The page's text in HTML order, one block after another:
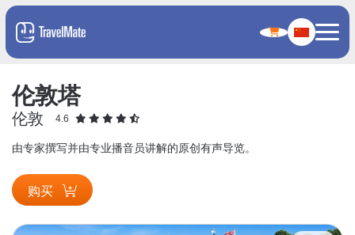
伦敦塔
伦敦 4.6
由专家撰写并由专业播音员讲解的原创有声导览。
购买